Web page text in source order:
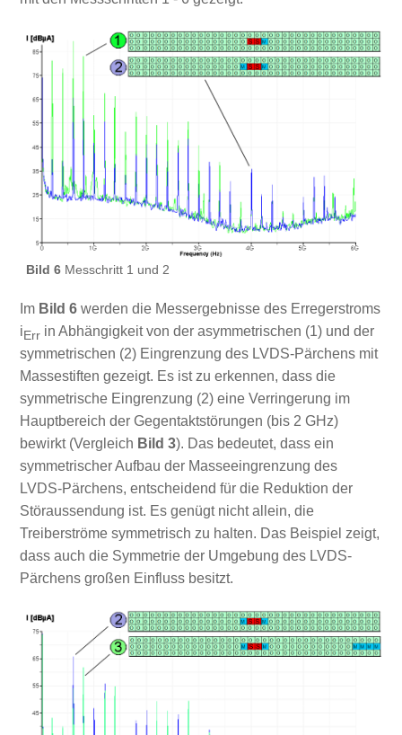
Bild 6Messchritt 1 und 2
Im Bild 6werden die Messergebnisse des Erregerstroms
i Errin Abhängigkeit von der asymmetrischen (1) und der
symmetrischen (2) Eingrenzung des LVDS-Pärchens mit
Massestiften gezeigt. Es ist zu erkennen, dass die
symmetrische Eingrenzung (2) eine Verringerung im
Hauptbereich der Gegentaktstörungen (bis 2 GHz)
bewirkt (Vergleich Bild 3). Das bedeutet, dass ein
symmetrischer Aufbau der Masseeingrenzung des
LVDS-Pärchens, entscheidend für die Reduktion der
Störaussendung ist. Es genügt nicht allein, die
Treiberströme symmetrisch zu halten. Das Beispiel zeigt,
dass auch die Symmetrie der Umgebung des LVDS-
Pärchens großen Einfluss besitzt.